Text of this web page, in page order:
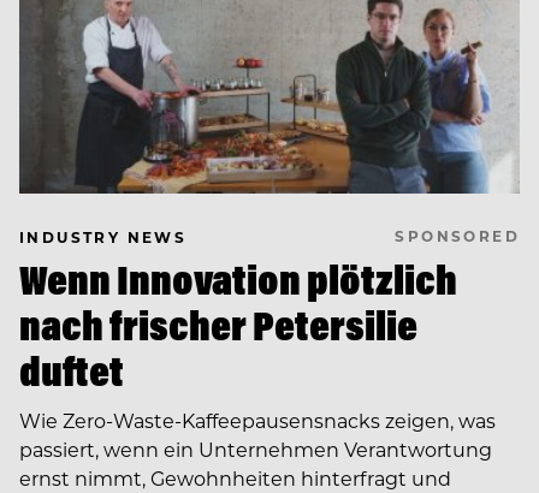
INDUSTRY NEWS SPONSORED
Wenn Innovation plötzlich
nach frischer Petersilie
duftet
Wie Zero-Waste-Kaffeepausensnacks zeigen, was
passiert, wenn ein Unternehmen Verantwortung
ernst nimmt, Gewohnheiten hinterfragt und